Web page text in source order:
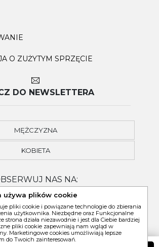
O ZUŻYTYM SPRZĘCIE
DO NEWSLETTERA
MĘŻCZYZNA
KOBIETA
NAS NA:
używa plików cookie
pliki cookie i powiązane technologie do zbierania
użytkownika. Niezbędne oraz Funkcjonalne
strona działa niezawodnie i jest dla Ciebie bardziej
pliki cookie zapewniają nam wgląd w
Marketingowe cookies umożliwiają lepsze
do Twoich zainteresowań.